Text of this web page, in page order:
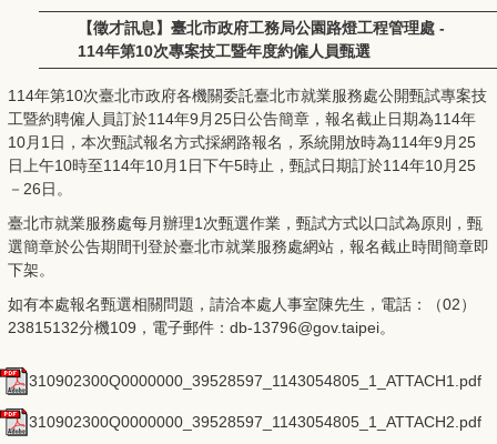
【徵才訊息】臺北市政府工務局公園路燈工程管理處 -
114年第10次專案技工暨年度約僱人員甄選
114年第10次臺北市政府各機關委託臺北市就業服務處公開甄試專案技
工暨約聘僱人員訂於114年9月25日公告簡章，報名截止日期為114年
10月1日，本次甄試報名方式採網路報名，系統開放時為114年9月25
日上午10時至114年10月1日下午5時止，甄試日期訂於114年10月25
－26日。
臺北市就業服務處每月辦理1次甄選作業，甄試方式以口試為原則，甄
選簡章於公告期間刊登於臺北市就業服務處網站，報名截止時間簡章即
下架。
如有本處報名甄選相關問題，請洽本處人事室陳先生，電話：（02）
23815132分機109，電子郵件：db-13796@gov.taipei。
310902300Q0000000_39528597_1143054805_1_ATTACH1.pdf
310902300Q0000000_39528597_1143054805_1_ATTACH2.pdf